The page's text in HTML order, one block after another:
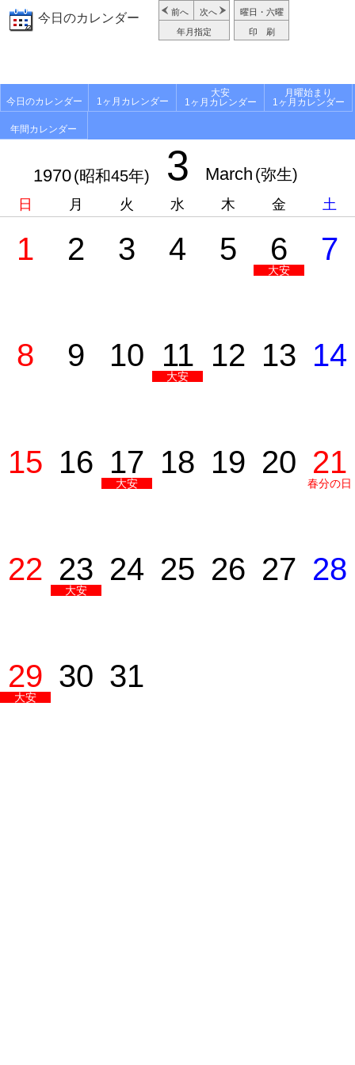
今日のカレンダー 前へ 次へ
年月指定
曜日・六曜
印 刷
今日のカレンダー 1ヶ月カレンダー
大安
1ヶ月カレンダー
月曜始まり
1ヶ月カレンダー
年間カレンダー
1970(昭和45年) 3 March (弥生)
日 月 火 水 木 金 土
1 2 3 4 5 6
大安
7
8 9 10 11
大安
12 13 14
15 16 17
大安
18 19 20 21
春分の日
22 23
大安
24 25 26 27 28
29
大安
30 31